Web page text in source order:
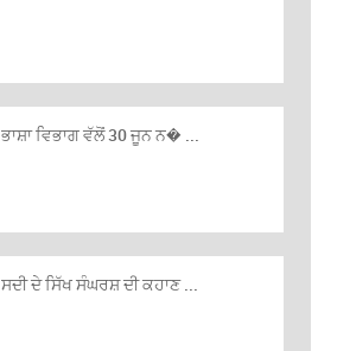
ਭਾਸ਼ਾ ਵਿਭਾਗ ਵੱਲੋਂ 30 ਜੂਨ ਨ� ...
ਸਦੀ ਦੇ ਸਿੱਖ ਸੰਘਰਸ਼ ਦੀ ਕਹਾਣ ...